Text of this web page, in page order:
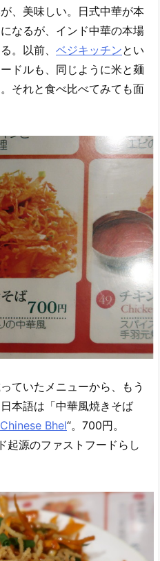
、美味しい。日式中華が本
なるが、インド中華の本場
。以前、 ベジキッチンとい
ドルも、同じように米と麺
それと食べ比べてみても面
ていたメニューから、もう
本語は「中華風焼きそば
Chinese Bhel“。700円。
源のファストフードらし